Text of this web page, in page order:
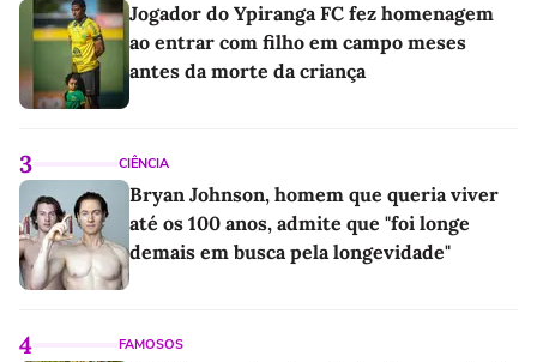
Jogador do Ypiranga FC fez homenagem
ao entrar com filho em campo meses
antes da morte da criança
3 CIÊNCIA
Bryan Johnson, homem que queria viver
até os 100 anos, admite que "foi longe
demais em busca pela longevidade"
4 FAMOSOS